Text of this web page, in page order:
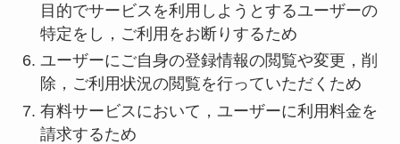
目的でサービスを利用しようとするユーザーの
特定をし，ご利用をお断りするため
ユーザーにご自身の登録情報の閲覧や変更，削
除，ご利用状況の閲覧を行っていただくため
有料サービスにおいて，ユーザーに利用料金を
請求するため